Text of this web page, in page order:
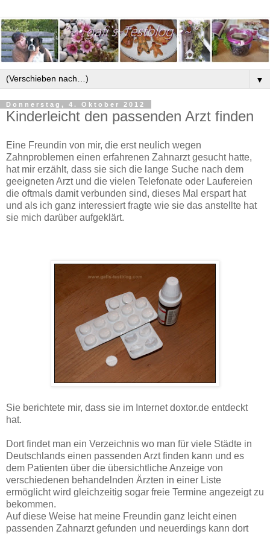
▼
Donnerstag, 4. Oktober 2012
Kinderleicht den passenden Arzt finden
Eine Freundin von mir, die erst neulich wegen
Zahnproblemen einen erfahrenen Zahnarzt gesucht hatte,
hat mir erzählt, dass sie sich die lange Suche nach dem
geeigneten Arzt und die vielen Telefonate oder Laufereien
die oftmals damit verbunden sind, dieses Mal erspart hat
und als ich ganz interessiert fragte wie sie das anstellte hat
sie mich darüber aufgeklärt.
Sie berichtete mir, dass sie im Internet doxtor.de entdeckt
hat.
Dort findet man ein Verzeichnis wo man für viele Städte in
Deutschlands einen passenden Arzt finden kann und es
dem Patienten über die übersichtliche Anzeige von
verschiedenen behandelnden Ärzten in einer Liste
ermöglicht wird gleichzeitig sogar freie Termine angezeigt zu
bekommen.
Auf diese Weise hat meine Freundin ganz leicht einen
passenden Zahnarzt gefunden und neuerdings kann dort